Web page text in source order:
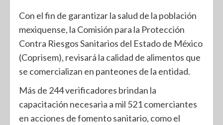
Con el fin de garantizar la salud de la población
mexiquense, la Comisión para la Protección
Contra Riesgos Sanitarios del Estado de México
(Coprisem), revisará la calidad de alimentos que
se comercializan en panteones de la entidad.
Más de 244 verificadores brindan la
capacitación necesaria a mil 521 comerciantes
en acciones de fomento sanitario, como el